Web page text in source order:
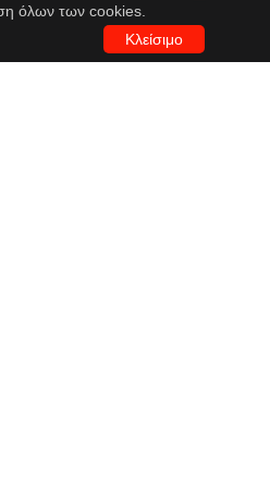
όλων των cookies.
Κλείσιμο